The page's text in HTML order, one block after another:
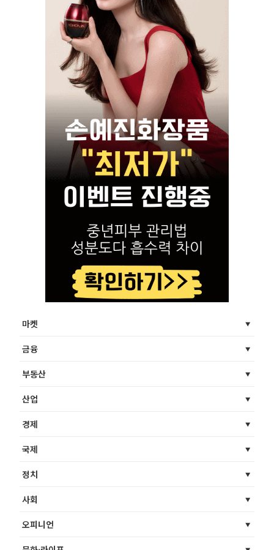
마켓
금융
부동산
산업
경제
국제
정치
사회
오피니언